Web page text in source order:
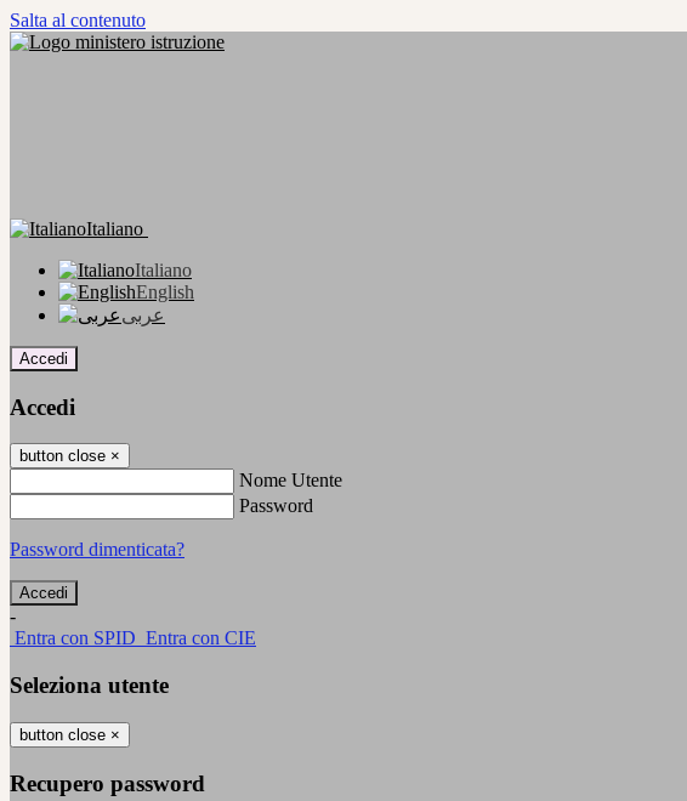
Salta al contenuto
Italiano
Italiano
English
عربى
Accedi
Accedi
button close ×
Nome Utente
Password
Password dimenticata?
-
Entra con SPID Entra con CIE
Seleziona utente
button close ×
Recupero password